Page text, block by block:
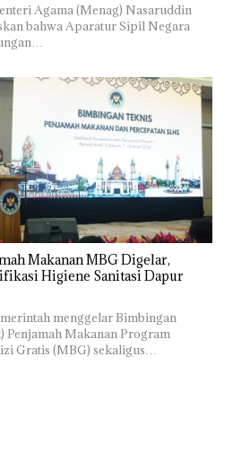
Agama (Menag) Nasaruddin
bahwa Aparatur Sipil Negara
Makanan MBG Digelar,
Higiene Sanitasi Dapur
menggelar Bimbingan
Penjamah Makanan Program
Gratis (MBG) sekaligus…